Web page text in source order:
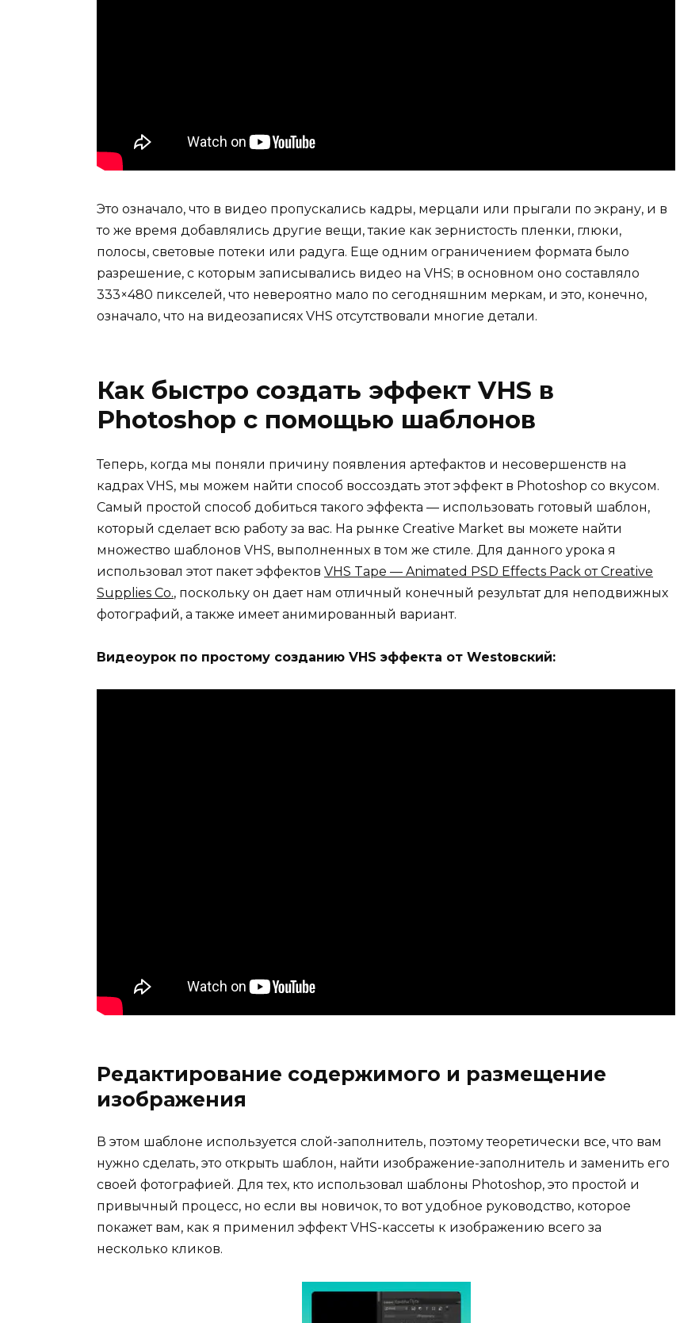
Это означало, что в видео пропускались кадры, мерцали или прыгали по экрану, и в
то же время добавлялись другие вещи, такие как зернистость пленки, глюки,
полосы, световые потеки или радуга. Еще одним ограничением формата было
разрешение, с которым записывались видео на VHS; в основном оно составляло
333×480 пикселей, что невероятно мало по сегодняшним меркам, и это, конечно,
означало, что на видеозаписях VHS отсутствовали многие детали.
Как быстро создать эффект VHS в
Photoshop с помощью шаблонов
Теперь, когда мы поняли причину появления артефактов и несовершенств на
кадрах VHS, мы можем найти способ воссоздать этот эффект в Photoshop со вкусом.
Самый простой способ добиться такого эффекта — использовать готовый шаблон,
который сделает всю работу за вас. На рынке Creative Market вы можете найти
множество шаблонов VHS, выполненных в том же стиле. Для данного урока я
использовал этот пакет эффектов VHS Tape — Animated PSD Effects Pack от Creative
Supplies Co., поскольку он дает нам отличный конечный результат для неподвижных
фотографий, а также имеет анимированный вариант.
Видеоурок по простому созданию VHS эффекта от Westовский:
Редактирование содержимого и размещение
изображения
В этом шаблоне используется слой-заполнитель, поэтому теоретически все, что вам
нужно сделать, это открыть шаблон, найти изображение-заполнитель и заменить его
своей фотографией. Для тех, кто использовал шаблоны Photoshop, это простой и
привычный процесс, но если вы новичок, то вот удобное руководство, которое
покажет вам, как я применил эффект VHS-кассеты к изображению всего за
несколько кликов.